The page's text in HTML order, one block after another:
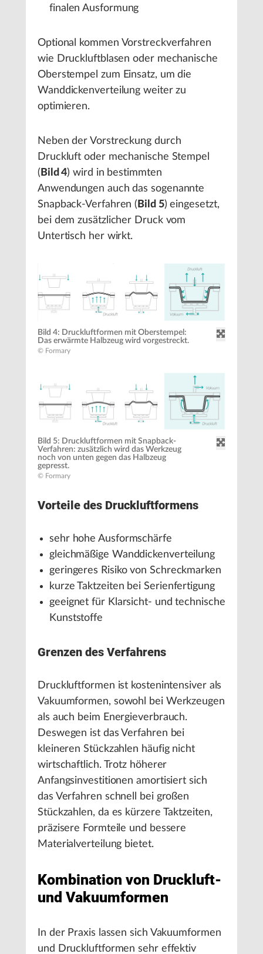
finalen Ausformung
Optional kommen Vorstreckverfahren
wie Druckluftblasen oder mechanische
Oberstempel zum Einsatz, um die
Wanddickenverteilung weiter zu
optimieren.
Neben der Vorstreckung durch
Druckluft oder mechanische Stempel
( Bild 4) wird in bestimmten
Anwendungen auch das sogenannte
Snapback-Verfahren ( Bild 5) eingesetzt,
bei dem zusätzlicher Druck vom
Untertisch her wirkt.
Bild 4: Druckluftformen mit Oberstempel:
Das erwärmte Halbzeug wird vorgestreckt.
© Formary
Bild 5: Druckluftformen mit Snapback-
Verfahren: zusätzlich wird das Werkzeug
noch von unten gegen das Halbzeug
gepresst.
© Formary
Vorteile des Druckluftformens
sehr hohe Ausformschärfe
gleichmäßige Wanddickenverteilung
geringeres Risiko von Schreckmarken
kurze Taktzeiten bei Serienfertigung
geeignet für Klarsicht- und technische
Kunststoffe
Grenzen des Verfahrens
Druckluftformen ist kostenintensiver als
Vakuumformen, sowohl bei Werkzeugen
als auch beim Energieverbrauch.
Deswegen ist das Verfahren bei
kleineren Stückzahlen häufig nicht
wirtschaftlich. Trotz höherer
Anfangsinvestitionen amortisiert sich
das Verfahren schnell bei großen
Stückzahlen, da es kürzere Taktzeiten,
präzisere Formteile und bessere
Materialverteilung bietet.
Kombination von Druckluft-
und Vakuumformen
In der Praxis lassen sich Vakuumformen
und Druckluftformen sehr effektiv